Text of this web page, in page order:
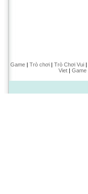
Game| Trò chơi| Trò Chơi Vui|
Viet| Game